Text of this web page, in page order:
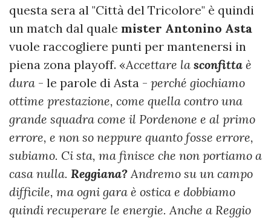
questa sera al "Città del Tricolore" è quindi
un match dal quale mister Antonino Asta
vuole raccogliere punti per mantenersi in
piena zona playoff. «Accettare la sconfitta è
dura - le parole di Asta - perché giochiamo
ottime prestazione, come quella contro una
grande squadra come il Pordenone e al primo
errore, e non so neppure quanto fosse errore,
subiamo. Ci sta, ma finisce che non portiamo a
casa nulla. Reggiana? Andremo su un campo
difficile, ma ogni gara è ostica e dobbiamo
quindi recuperare le energie. Anche a Reggio